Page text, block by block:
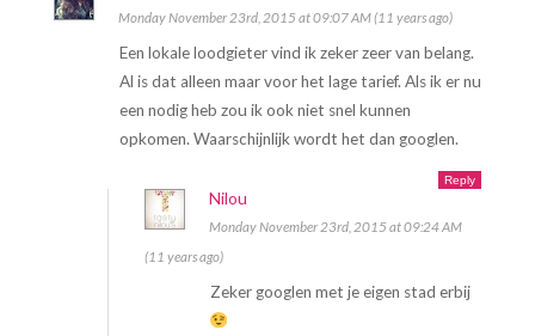
Monday November 23rd, 2015 at 09:07 AM (11 years ago)
Een lokale loodgieter vind ik zeker zeer van belang.
Al is dat alleen maar voor het lage tarief. Als ik er nu
een nodig heb zou ik ook niet snel kunnen
opkomen. Waarschijnlijk wordt het dan googlen.
Reply
Nilou
Monday November 23rd, 2015 at 09:24 AM
(11 years ago)
Zeker googlen met je eigen stad erbij